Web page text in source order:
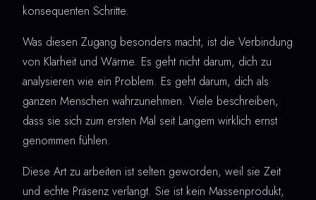
konsequenten Schritte.
Was diesen Zugang besonders macht, ist die Verbindung
von Klarheit und Wärme. Es geht nicht darum, dich zu
analysieren wie ein Problem. Es geht darum, dich als
ganzen Menschen wahrzunehmen. Viele beschreiben,
dass sie sich zum ersten Mal seit Langem wirklich ernst
genommen fühlen.
Diese Art zu arbeiten ist selten geworden, weil sie Zeit
und echte Präsenz verlangt. Sie ist kein Massenprodukt,